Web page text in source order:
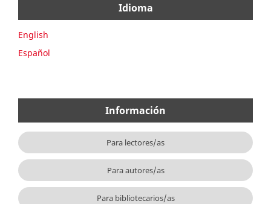
Idioma
English
Español
Información
Para lectores/as
Para autores/as
Para bibliotecarios/as